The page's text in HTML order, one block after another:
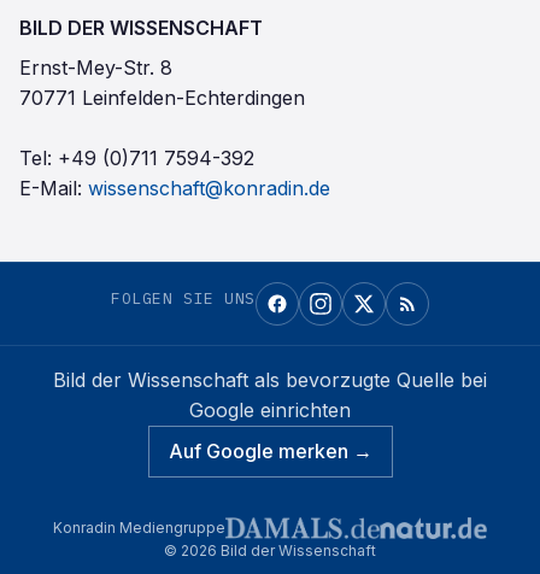
BILD DER WISSENSCHAFT
Ernst-Mey-Str. 8
70771 Leinfelden-Echterdingen
Tel: +49 (0)711 7594-392
E-Mail: wissenschaft@konradin.de
FOLGEN SIE UNS
Bild der Wissenschaft als bevorzugte Quelle bei
Google einrichten
Auf Google merken →
Konradin Mediengruppe
© 2026 Bild der Wissenschaft